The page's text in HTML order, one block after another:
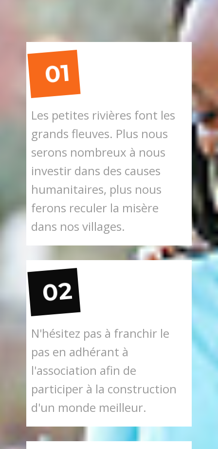
01
Les petites rivières font les
grands fleuves. Plus nous
serons nombreux à nous
investir dans des causes
humanitaires, plus nous
ferons reculer la misère
dans nos villages.
02
N'hésitez pas à franchir le
pas en adhérant à
l'association afin de
participer à la construction
d'un monde meilleur.